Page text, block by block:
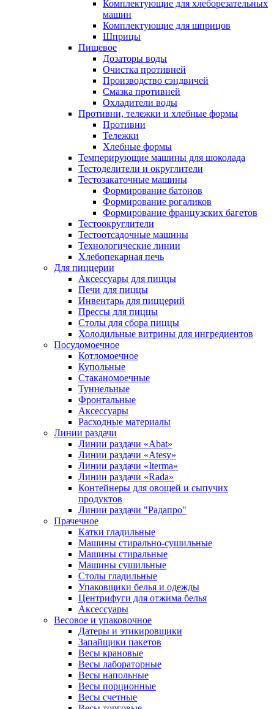
Комплектующие для хлеборезательных
машин
Комплектующие для шприцов
Шприцы
Пищевое
Дозаторы воды
Очистка противней
Производство сэндвичей
Смазка противней
Охладители воды
Противни, тележки и хлебные формы
Противни
Тележки
Хлебные формы
Темперирующие машины для шоколада
Тестоделители и округлители
Тестозакаточные машины
Формирование батонов
Формирование рогаликов
Формирование французских багетов
Тестоокруглители
Тестоотсадочные машины
Технологические линии
Хлебопекарная печь
Для пиццерии
Аксессуары для пиццы
Печи для пиццы
Инвентарь для пиццерий
Прессы для пиццы
Столы для сбора пиццы
Холодильные витрины для ингредиентов
Посудомоечное
Котломоечное
Купольные
Стаканомоечные
Туннельные
Фронтальные
Аксессуары
Расходные материалы
Линии раздачи
Линии раздачи «Abat»
Линии раздачи «Atesy»
Линии раздачи «Iterma»
Линии раздачи «Rada»
Контейнеры для овощей и сыпучих
продуктов
Линии раздачи "Радапро"
Прачечное
Катки гладильные
Машины стирально-сушильные
Машины стиральные
Машины сушильные
Столы гладильные
Упаковщики белья и одежды
Центрифуги для отжима белья
Аксессуары
Весовое и упаковочное
Датеры и этикировщики
Запайщики пакетов
Весы крановые
Весы лабораторные
Весы напольные
Весы порционные
Весы счетные